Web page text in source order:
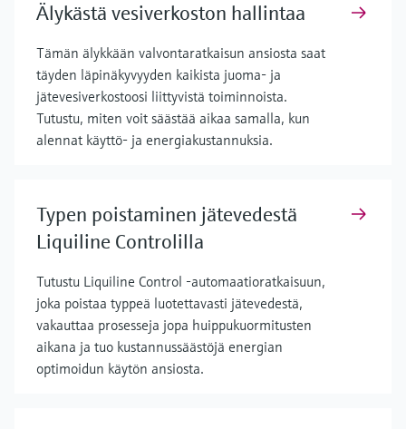
Älykästä vesiverkoston hallintaa
Tämän älykkään valvontaratkaisun ansiosta saat
täyden läpinäkyvyyden kaikista juoma- ja
jätevesiverkostoosi liittyvistä toiminnoista.
Tutustu, miten voit säästää aikaa samalla, kun
alennat käyttö- ja energiakustannuksia.
Typen poistaminen jätevedestä
Liquiline Controlilla
Tutustu Liquiline Control -automaatioratkaisuun,
joka poistaa typpeä luotettavasti jätevedestä,
vakauttaa prosesseja jopa huippukuormitusten
aikana ja tuo kustannussäästöjä energian
optimoidun käytön ansiosta.